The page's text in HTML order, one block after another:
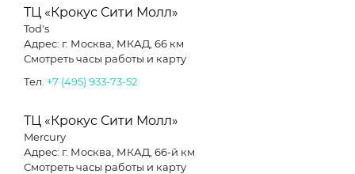
ТЦ «Крокус Сити Молл»
Tod's
Адрес: г. Москва, МКАД, 66 км
Смотреть часы работы и карту
Тел. +7 (495) 933-73-52
ТЦ «Крокус Сити Молл»
Mercury
Адрес: г. Москва, МКАД, 66-й км
Смотреть часы работы и карту